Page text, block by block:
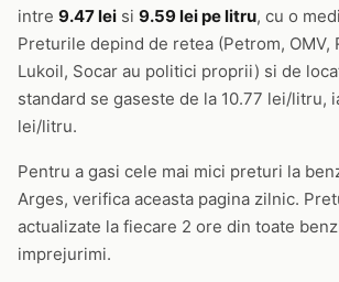
intre 9.47 lei si 9.59 lei pe litru, cu o
Preturile depind de retea (Petrom, OMV,
Lukoil, Socar au politici proprii) si de
standard se gaseste de la 10.77 lei/litru,
lei/litru.
Pentru a gasi cele mai mici preturi la
Arges, verifica aceasta pagina zilnic.
actualizate la fiecare 2 ore din toate
imprejurimi.